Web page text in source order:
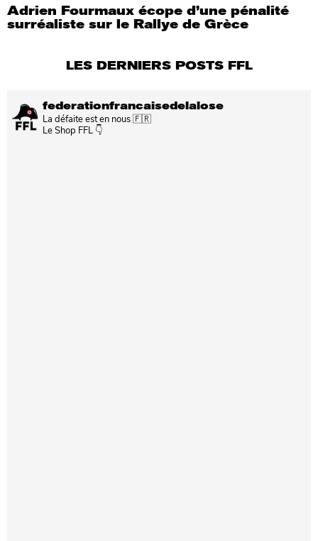
Adrien Fourmaux écope d’une pénalité
surréaliste sur le Rallye de Grèce
LES DERNIERS POSTS FFL
federationfrancaisedelalose
La défaite est en nous 🇫🇷
Le Shop FFL 👇